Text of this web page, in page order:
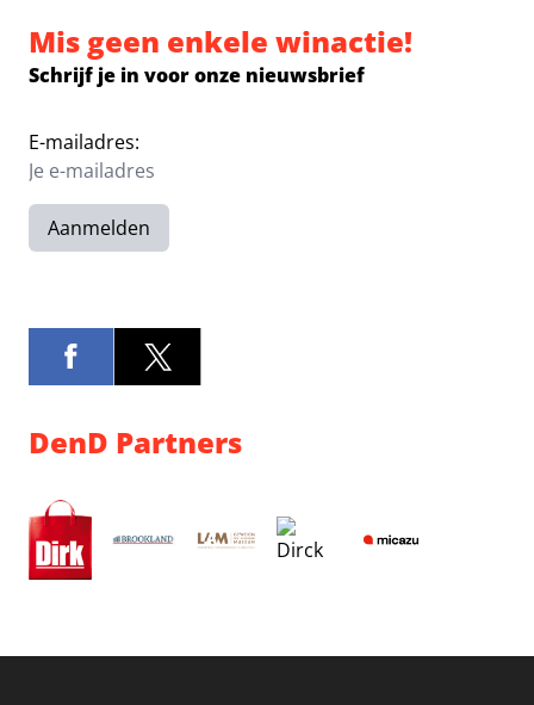
Mis geen enkele winactie!
Schrijf je in voor onze nieuwsbrief
E-mailadres:
Aanmelden
DenD Partners